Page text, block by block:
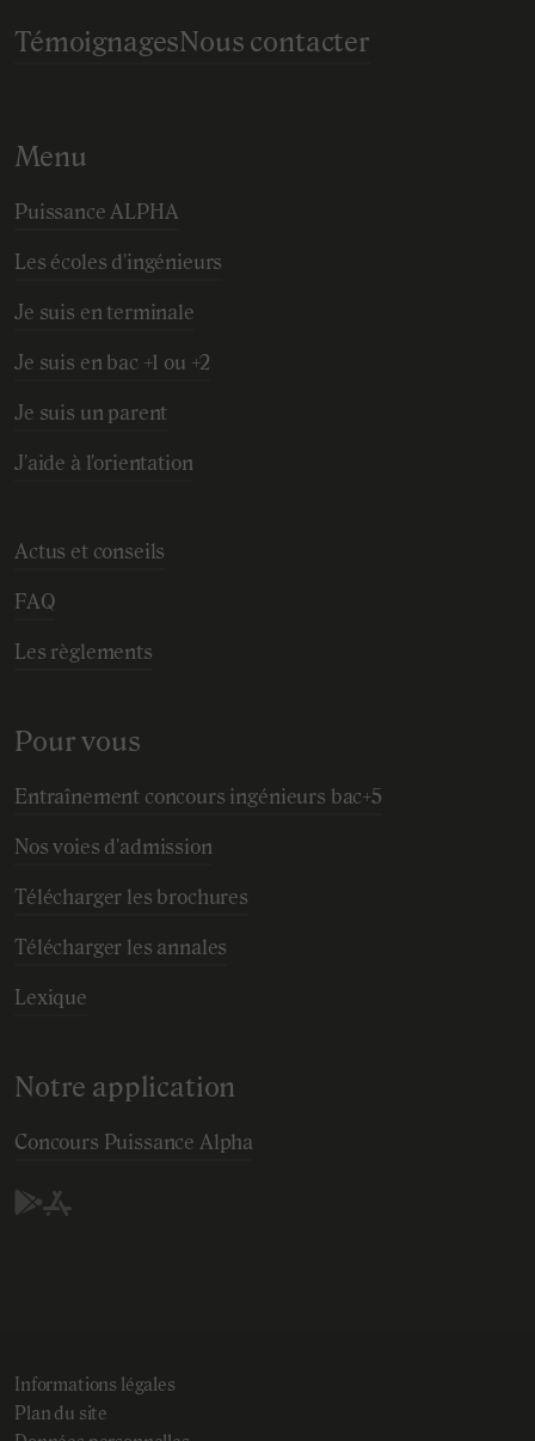
TémoignagesNous contacter
Menu
Puissance ALPHA
Les écoles d'ingénieurs
Je suis en terminale
Je suis en bac +1 ou +2
Je suis un parent
J'aide à l'orientation
Actus et conseils
FAQ
Les règlements
Pour vous
Entraînement concours ingénieurs bac+5
Nos voies d'admission
Télécharger les brochures
Télécharger les annales
Lexique
Notre application
Concours Puissance Alpha
Play Store (Android)
Informations légales
Plan du site